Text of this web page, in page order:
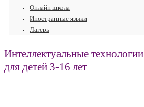
Онлайн школа
Иностранные языки
Лагерь
Интеллектуальные технологии
для детей 3-16 лет